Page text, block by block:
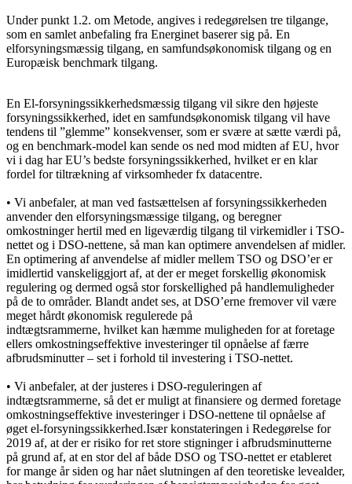
Under punkt 1.2. om Metode, angives i redegørelsen tre tilgange,
som en samlet anbefaling fra Energinet baserer sig på. En
elforsyningsmæssig tilgang, en samfundsøkonomisk tilgang og en
Europæisk benchmark tilgang.
En El-forsyningssikkerhedsmæssig tilgang vil sikre den højeste
forsyningssikkerhed, idet en samfundsøkonomisk tilgang vil have
tendens til ”glemme” konsekvenser, som er svære at sætte værdi på,
og en benchmark-model kan sende os ned mod midten af EU, hvor
vi i dag har EU’s bedste forsyningssikkerhed, hvilket er en klar
fordel for tiltrækning af virksomheder fx datacentre.
• Vi anbefaler, at man ved fastsættelsen af forsyningssikkerheden
anvender den elforsyningsmæssige tilgang, og beregner
omkostninger hertil med en ligeværdig tilgang til virkemidler i TSO-
nettet og i DSO-nettene, så man kan optimere anvendelsen af midler.
En optimering af anvendelse af midler mellem TSO og DSO’er er
imidlertid vanskeliggjort af, at der er meget forskellig økonomisk
regulering og dermed også stor forskellighed på handlemuligheder
på de to områder. Blandt andet ses, at DSO’erne fremover vil være
meget hårdt økonomisk regulerede på
indtægtsrammerne, hvilket kan hæmme muligheden for at foretage
ellers omkostningseffektive investeringer til opnåelse af færre
afbrudsminutter – set i forhold til investering i TSO-nettet.
• Vi anbefaler, at der justeres i DSO-reguleringen af
indtægtsrammerne, så det er muligt at finansiere og dermed foretage
omkostningseffektive investeringer i DSO-nettene til opnåelse af
øget el-forsyningssikkerhed.Især konstateringen i Redegørelse for
2019 af, at der er risiko for ret store stigninger i afbrudsminutterne
på grund af, at en stor del af både DSO og TSO-nettet er etableret
for mange år siden og har nået slutningen af den teoretiske levealder,